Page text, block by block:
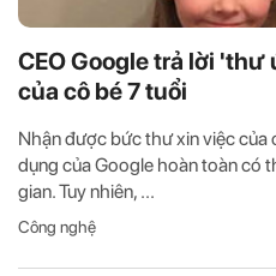
CEO Google trả lời
của cô bé 7 tuổi
Nhận được bức thư xin việc của
dụng của Google hoàn toàn có
gian. Tuy nhiên, ...
Công nghệ